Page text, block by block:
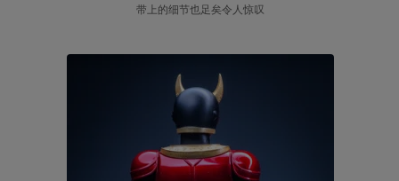
带上的细节也足矣令人惊叹